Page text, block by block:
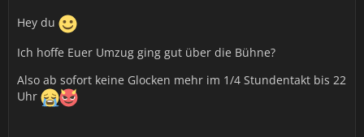
Hey du
Ich hoffe Euer Umzug ging gut über die Bühne?
Also ab sofort keine Glocken mehr im 1/4 Stundentakt bis 22
Uhr